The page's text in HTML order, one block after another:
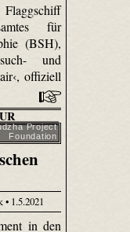
für
(BSH),
und
offiziell
Project
Foundation
• 1.5.2021
in den